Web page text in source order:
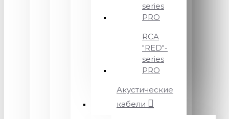
series
PRO
RCA
"RED"-
series
PRO
Акустические
кабели